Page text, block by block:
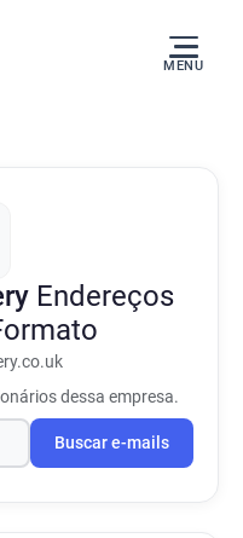
MENU
Endereços
dessa empresa.
Buscar e-mails